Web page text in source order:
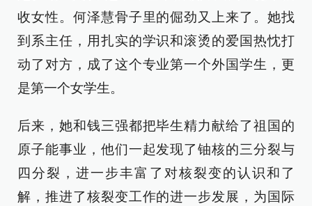
收女性。何泽慧骨子里的倔劲又上来了。她找
到系主任，用扎实的学识和滚烫的爱国热忱打
动了对方，成了这个专业第一个外国学生，更
是第一个女学生。
后来，她和钱三强都把毕生精力献给了祖国的
原子能事业，他们一起发现了铀核的三分裂与
四分裂，进一步丰富了对核裂变的认识和了
解，推进了核裂变工作的进一步发展，为国际